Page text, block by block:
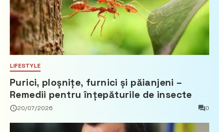
LIFESTYLE
Purici, ploșnițe, furnici și păianjeni –
Remedii pentru înțepăturile de insecte
20/07/2026 0